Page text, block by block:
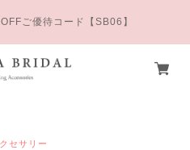
ご優待コード【SB06】
セサリー